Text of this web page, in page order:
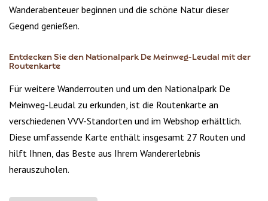
Wanderabenteuer beginnen und die schöne Natur dieser
Gegend genießen.
Entdecken Sie den Nationalpark De Meinweg-Leudal mit der
Routenkarte
Für weitere Wanderrouten und um den Nationalpark De
Meinweg-Leudal zu erkunden, ist die Routenkarte an
verschiedenen VVV-Standorten und im Webshop erhältlich.
Diese umfassende Karte enthält insgesamt 27 Routen und
hilft Ihnen, das Beste aus Ihrem Wandererlebnis
herauszuholen.